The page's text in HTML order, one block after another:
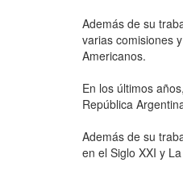
Además de su
varias comisiones
Americanos.
En los últimos
República
Además de su
en el Siglo XXI y